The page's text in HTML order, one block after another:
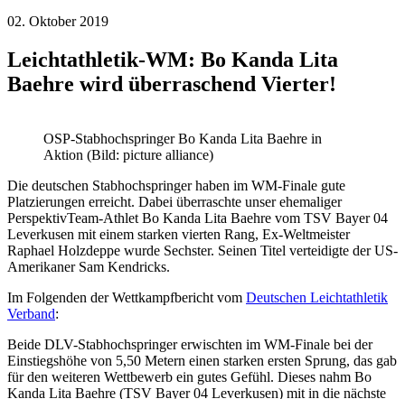
02. Oktober 2019
Leichtathletik-WM: Bo Kanda Lita
Baehre wird überraschend Vierter!
OSP-Stabhochspringer Bo Kanda Lita Baehre in
Aktion (Bild: picture alliance)
Die deutschen Stabhochspringer haben im WM-Finale gute
Platzierungen erreicht. Dabei überraschte unser ehemaliger
PerspektivTeam-Athlet Bo Kanda Lita Baehre vom TSV Bayer 04
Leverkusen mit einem starken vierten Rang, Ex-Weltmeister
Raphael Holzdeppe wurde Sechster. Seinen Titel verteidigte der US-
Amerikaner Sam Kendricks.
Im Folgenden der Wettkampfbericht vom Deutschen Leichtathletik
Verband:
Beide DLV-Stabhochspringer erwischten im WM-Finale bei der
Einstiegshöhe von 5,50 Metern einen starken ersten Sprung, das gab
für den weiteren Wettbewerb ein gutes Gefühl. Dieses nahm Bo
Kanda Lita Baehre (TSV Bayer 04 Leverkusen) mit in die nächste